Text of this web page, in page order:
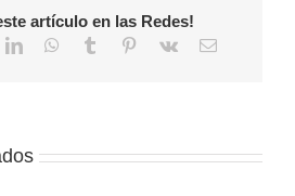
artículo en las Redes!
LinkedInWhatsApp
Tumblr Pinterest
Vk
Correo